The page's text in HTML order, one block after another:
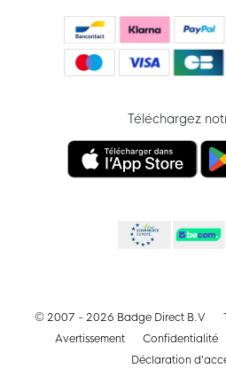
Téléchargez
© 2007 - 2026 Badge Direct B.V
Avertissement
Confidentialité
Déclaration